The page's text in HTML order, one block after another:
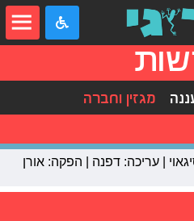
מגזין וחברה
| עריכה: דפנה | הפקה: אורן